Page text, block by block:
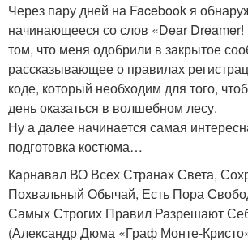
Через пару дней на Facebook я
начинающееся со слов «Dear
том, что меня одобрили в закрытое
рассказывающее о правилах
коде, который необходим для того,
день оказаться в волшебном лесу.
Ну а далее начинается самая
подготовка костюма…
Карнавал ВО Всех Странах Света,
Похвальный Обычай, Есть Пора
Самых Строгих Правил Разрешают
(Александр Дюма «Граф Монте-